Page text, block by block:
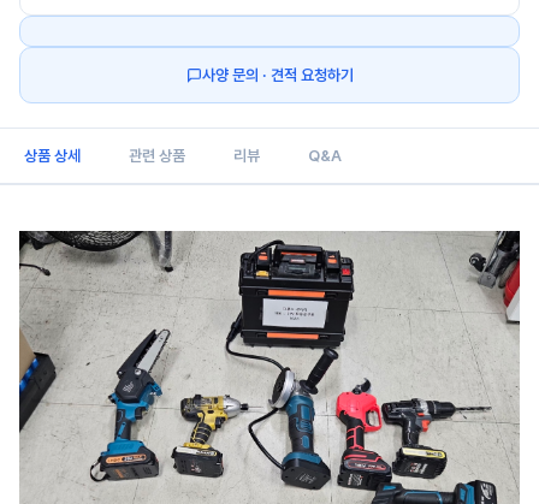
사양 문의 · 견적 요청하기
상품 상세 관련 상품 리뷰 Q&A